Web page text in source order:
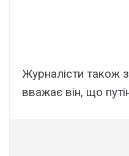
Журналісти також
вважає він, що